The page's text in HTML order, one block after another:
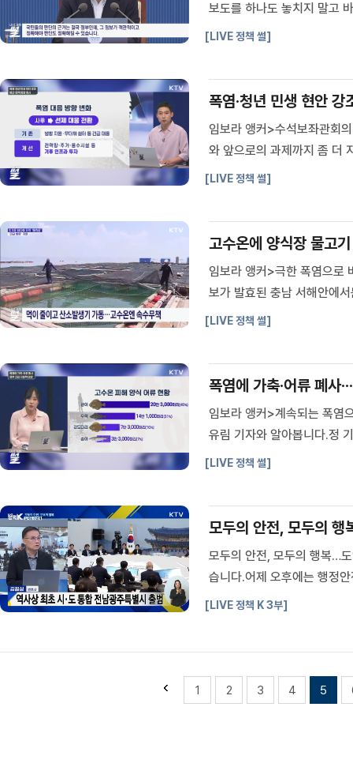
보도를 하나도 놓치지 말고
국민 삶에 피해를 준다면 성
[LIVE 정책 썰]
폭염·청년 민생 현안 강
임보라 앵커>수석보좌관회
와 앞으로의 과제까지 좀 더
청년 문제가 함께 언급됐습
[LIVE 정책 썰]
고수온에 양식장 물고
임보라 앵커>극한 폭염으로
보가 발효된 충남 서해안에
하기로 했습니다.현장을 취
[LIVE 정책 썰]
폭염에 가축·어류 폐사
임보라 앵커>계속되는 폭염
유림 기자와 알아봅니다.정
류'를 실시한다고요?폭염에
[LIVE 정책 썰]
모두의 안전, 모두의 행
모두의 안전, 모두의 행복…
습니다.어제 오후에는 행정
부처별 상반기 주요 성과와
[LIVE 정책 K 3부]
1 2 3 4 5